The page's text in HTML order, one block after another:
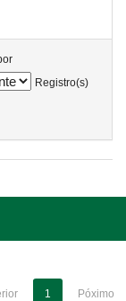
Registro(s)
1 Póximo